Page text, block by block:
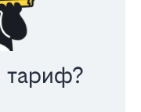
тариф?